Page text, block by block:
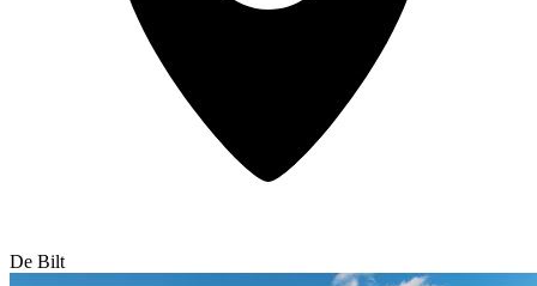
De Bilt